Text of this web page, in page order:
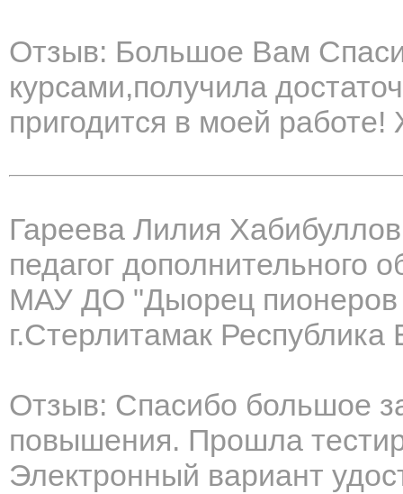
Отзыв: Большое Вам
курсами,получила
пригодится в моей
Гареева Лилия
педагог дополнительного
МАУ ДО "Дыорец пионеров
г.Стерлитамак Республика
Отзыв: Спасибо большое
повышения. Прошла
Электронный вариант